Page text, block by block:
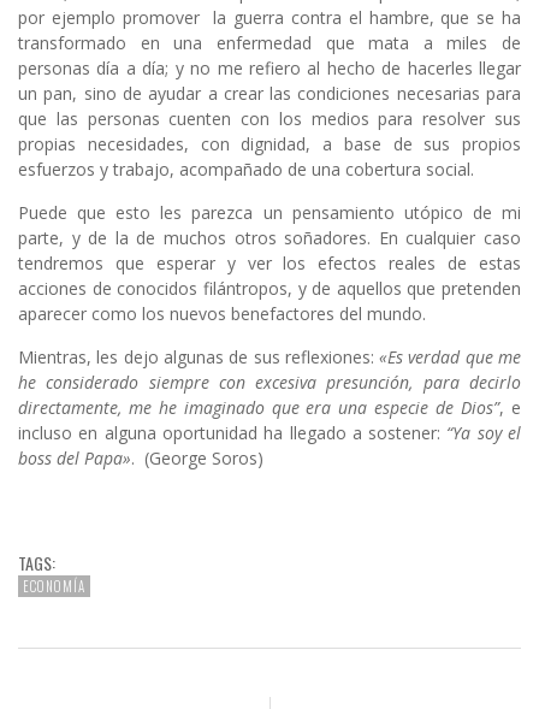
por ejemplo promover la guerra contra el hambre, que se ha
transformado en una enfermedad que mata a miles de
personas día a día; y no me refiero al hecho de hacerles llegar
un pan, sino de ayudar a crear las condiciones necesarias para
que las personas cuenten con los medios para resolver sus
propias necesidades, con dignidad, a base de sus propios
esfuerzos y trabajo, acompañado de una cobertura social.
Puede que esto les parezca un pensamiento utópico de mi
parte, y de la de muchos otros soñadores. En cualquier caso
tendremos que esperar y ver los efectos reales de estas
acciones de conocidos filántropos, y de aquellos que pretenden
aparecer como los nuevos benefactores del mundo.
Mientras, les dejo algunas de sus reflexiones:«Es verdad que me
he considerado siempre con excesiva presunción, para decirlo
directamente, me he imaginado que era una especie de Dios”, e
incluso en alguna oportunidad ha llegado a sostener: “Ya soy el
boss del Papa». (George Soros)
TAGS:
ECONOMÍA